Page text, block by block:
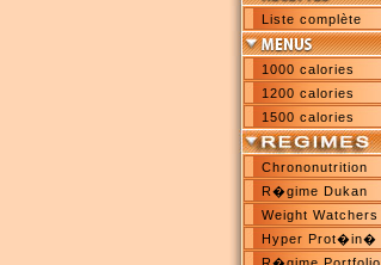
Liste complète
1000 calories
1200 calories
1500 calories
Chrononutrition
R�gime Dukan
Weight Watchers
Hyper Prot�in�